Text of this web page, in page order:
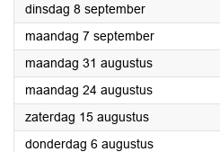
dinsdag 8 september2026
maandag 7 september2026
maandag 31 augustus2026
maandag 24 augustus2026
zaterdag 15 augustus2026
donderdag 6 augustus2026